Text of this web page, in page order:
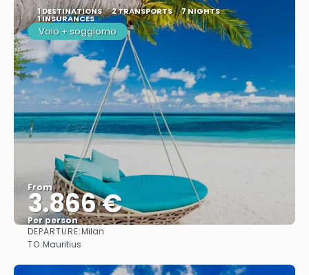
1 DESTINATIONS 2 TRANSPORTS 7 NIGHTS
1 INSURANCES
Volo + soggiorno
From
3.866 €
Per person
DEPARTURE:Milan
TO:Mauritius